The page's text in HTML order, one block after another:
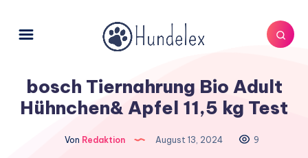
bosch Tiernahrung Bio Adult
Hühnchen& Apfel 11,5 kg Test
Von Redaktion August 13, 2024 9